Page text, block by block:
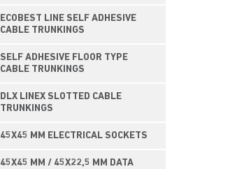
ECOBEST LINE SELF ADHESIVE
CABLE TRUNKINGS
SELF ADHESIVE FLOOR TYPE
CABLE TRUNKINGS
DLX LINEX SLOTTED CABLE
TRUNKINGS
45X45 MM ELECTRICAL SOCKETS
45X45 MM / 45X22,5 MM DATA